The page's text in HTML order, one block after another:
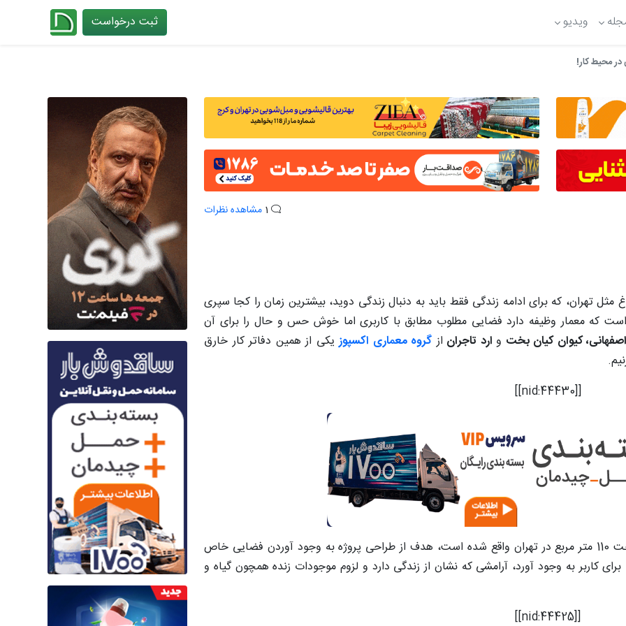
ویدیو ثبت درخواست
محیط کار!
مشاهده نظرات
تهران، که برای ادامه زندگی فقط باید به دنبال زندگی دوید، بیشترین زمان را کجا سپری
که معمار وظیفه دارد فضایی مطلوب مطابق با کاربری اما خوش حس و حال را برای آن
کیوان کیان بخت و ارد تاجران از گروه معماری اکسپوزیکی از همین دفاتر کار خارق
[[nid:44430]]
با نام تجاری جهان فولاد پیشرو به مساحت 110 متر مربع در تهران واقع شده است، هدف از طراحی پروژه به وجود آوردن فضایی خاص
کاربر به وجود آورد، آرامشی که نشان از زندگی دارد و لزوم موجودات زنده همچون گیاه و
[[nid:44425]]